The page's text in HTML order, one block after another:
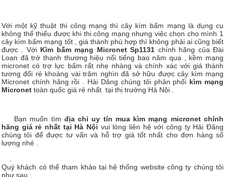
Với một kỹ thuật thi công mạng thì cây kìm bấm mạng là dụng cụ
không thể thiếu được khi thi công mạng nhưng việc chọn cho mình 1
cây kìm bấm mạng tốt , giá thành phù hợp thì không phải ai cũng biết
được . Với Kìm bấm mạng Micronet Sp1131 chính hãng của Đài
Loan đã trở thanh thương hiệu nổi tiếng bao năm qua , kềm mạng
micronet có trợ lực bấm rất nhẹ nhàng và chính xác với giá thành
tương đối rẻ khoảng vài trăm nghìn đã sở hữu được cây kìm mạng
Micronet chính hãng rồi . Hải Dăng chúng tôi phân phối kìm mạng
Micronet toàn quốc giá rẻ nhất tại thị trường Hà Nội .
Bạn muốn tìm địa chỉ uy tín mua kìm mạng micronet chính
hãng giá rẻ nhất tại Hà Nội vui lòng liên hệ với công ty Hải Đăng
chúng tôi để được tư vấn và hỗ trợ giá tốt nhất cho đơn hàng số
lượng nhé .
Quý khách có thể tham khảo tại hệ thống website công ty chúng tôi
như sau :